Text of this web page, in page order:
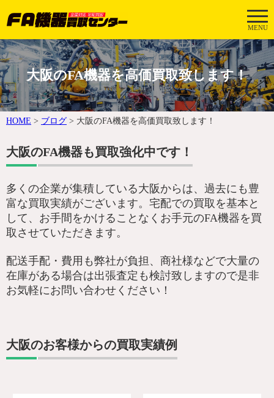
MENU
大阪のFA機器を高価買取致します！
HOME > ブログ > 大阪のFA機器を高価買取致します！
大阪のFA機器も買取強化中です！
多くの企業が集積している大阪からは、過去にも豊
富な買取実績がございます。宅配での買取を基本と
して、お手間をかけることなくお手元のFA機器を買
取させていただきます。
配送手配・費用も弊社が負担、商社様などで大量の
在庫がある場合は出張査定も検討致しますので是非
お気軽にお問い合わせください！
大阪のお客様からの買取実績例